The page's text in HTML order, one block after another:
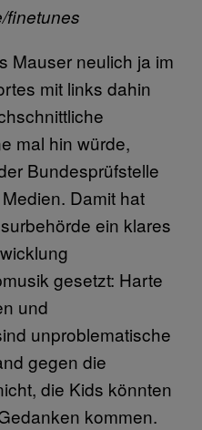
finetunes
Mauser neulich ja im
mit links dahin
mal hin würde,
Bundesprüfstelle
Damit hat
ein klares
gesetzt: Harte
und
unproblematische
gegen die
die Kids könnten
kommen.